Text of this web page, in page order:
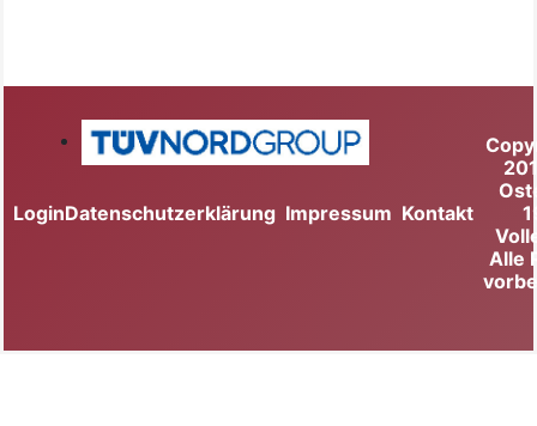
LoginDatenschutzerklärung Impressum Kontakt
Alle